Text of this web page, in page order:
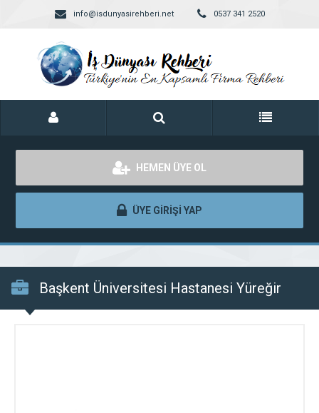
info@isdunyasirehberi.net 0537 341 2520
HEMEN ÜYE OL
ÜYE GİRİŞİ YAP
Başkent Üniversitesi Hastanesi Yüreğir